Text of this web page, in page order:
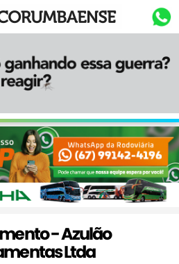
- Azulão
Ltda